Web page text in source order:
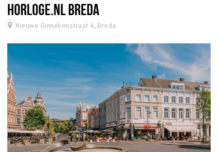
HORLOGE.NL BREDA
Nieuwe Ginnekenstraat 4, Breda